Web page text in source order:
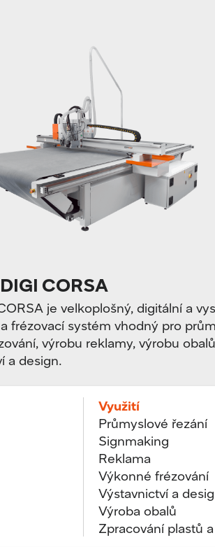
CORSA
je velkoplošný, digitální a
frézovací systém vhodný pro
výrobu reklamy, výrobu
a design.
Využití
Průmyslové řezání
Signmaking
Reklama
Výkonné frézování
Výstavnictví a
Výroba obalů
Zpracování plastů